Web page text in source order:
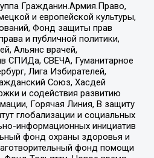
Гражданин.Армия.Право,
и европейской культуры,
Фонд защиты прав
и публичной политики,
Альянс врачей,
СВЕЧА, Гуманитарное
Лига Избирателей,
Союз, Хасдей
и содействия развитию
Горячая Линия, В защиту
глобализации и социальных
информационных инициатив
фонд охраны здоровья и
фонд помощи